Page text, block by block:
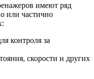
имеют ряд
или частично
контроля за
скорости и других